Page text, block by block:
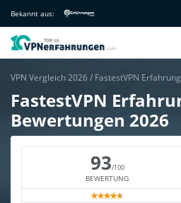
Bekannt aus:
Unsere Redaktion
VPN Vergleich 2026/ FastestVPN
FastestVPN
Bewertungen 2026
93/100
BEWERTUNG